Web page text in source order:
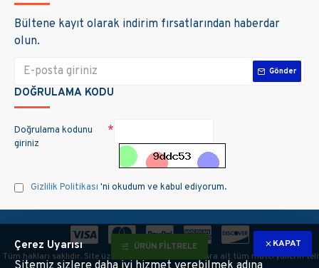
Bültene kayıt olarak indirim fırsatlarından haberdar
olun.
Gönder
DOĞRULAMA KODU
Doğrulama kodunu
giriniz
Gizlilik Politikası 'ni okudum ve kabul ediyorum.
hakları saklıdır. Site üzerinde kullanılan markalara ait tüm materyallerin telif
KAPAT
Çerez Uyarısı ÜRÜN FILTRELE